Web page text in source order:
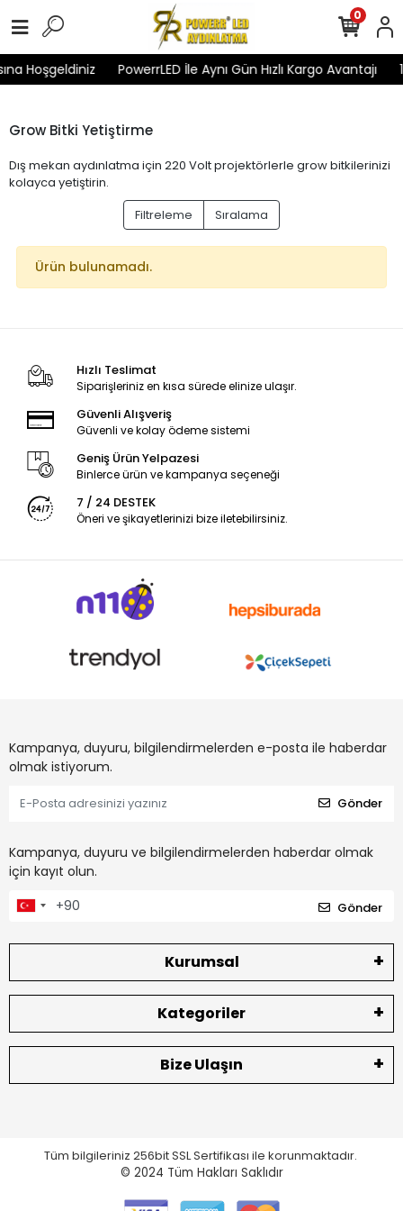
Hoşgeldiniz PowerrLED İle Aynı Gün Hızlı Kargo Avantajı
0
Grow Bitki Yetiştirme
Dış mekan aydınlatma için 220 Volt projektörlerle grow bitkilerinizi
kolayca yetiştirin.
Filtreleme
Sıralama
Ürün bulunamadı.
Hızlı Teslimat
Siparişleriniz en kısa sürede elinize ulaşır.
Güvenli Alışveriş
Güvenli ve kolay ödeme sistemi
Geniş Ürün Yelpazesi
Binlerce ürün ve kampanya seçeneği
7 / 24 DESTEK
Öneri ve şikayetlerinizi bize iletebilirsiniz.
Kampanya, duyuru, bilgilendirmelerden e-posta ile haberdar
olmak istiyorum.
Gönder
Kampanya, duyuru ve bilgilendirmelerden haberdar olmak
için kayıt olun.
Gönder
Kurumsal
Kategoriler
Bize Ulaşın
Tüm bilgileriniz 256bit SSL Sertifikası ile korunmaktadır.
© 2024 Tüm Hakları Saklıdır